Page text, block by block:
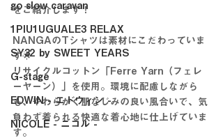
go slow caravan
1PIU1UGUALE3 RELAX
SY32 by SWEET YEARS
G-stage
EDWIN - エドウィン -
NICOLE - ニコル -
をご紹介します！
NANGAのTシャツは素材にこだわっていま
す🌟
リサイクルコットン「Ferre Yarn（フェレ
ーヤーン）」を使用。環境に配慮しながら
も、やわらかく肌なじみの良い風合いで、気
負わず着られる快適な着心地に仕上げていま
す。